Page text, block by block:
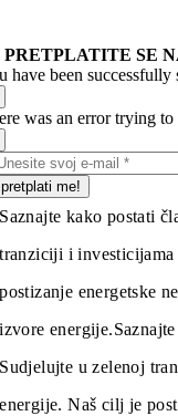
PRETPLATITE SE
have been successfully
was an error trying to
pretplati me!
Saznajte kako postati
tranziciji i
postizanje energetske
izvore energije.
Sudjelujte u zelenoj
energije. Naš cilj je